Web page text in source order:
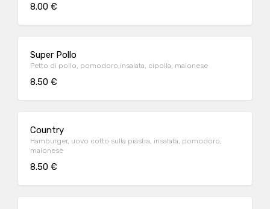
8.00 €
Super Pollo
Petto di pollo, pomodoro,insalata, cipolla, maionese
8.50 €
Country
Hamburger, uovo cotto sulla piastra, insalata, pomodoro,
maionese
8.50 €